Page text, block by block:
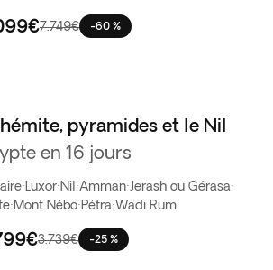
7.749€ -60 %
pyramides et le Nil
en 16 jours
· Luxor·Nil ·Amman·Jerash ou Gérasa·
·Mont Nébo·Pétra·Wadi Rum
3.739€ -25 %